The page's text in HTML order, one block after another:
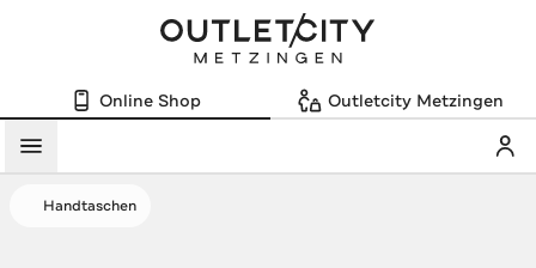
Online Shop Outletcity Metzingen
Menü
Handtaschen